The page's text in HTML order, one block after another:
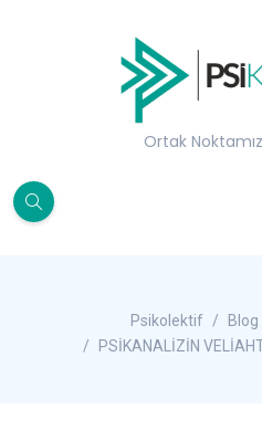
Ortak
Psikolektif Blog
PSİKANALİZİN